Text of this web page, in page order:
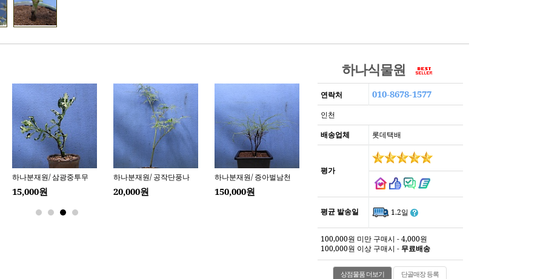
하나식물원
연락처 010-8678-1577
인천
배송업체
롯데택배
평가
평균 발송일 1.2일
100,000원 미만 구매시 - 4,000원
100,000원 이상 구매시 - 무료배송
상점물품 더보기 단골매장 등록